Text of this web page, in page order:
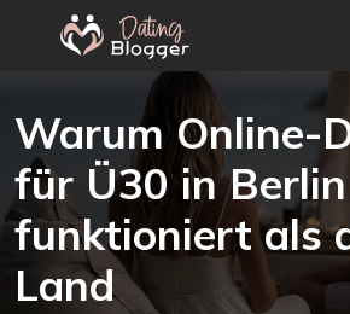
Warum Online-
für Ü30 in
funktioniert als
Land